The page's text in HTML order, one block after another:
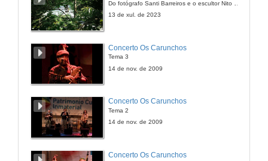
13 de xul. de 2023
Concerto Os Carunchos
Tema 3
14 de nov. de 2009
Concerto Os Carunchos
Tema 2
14 de nov. de 2009
Concerto Os Carunchos